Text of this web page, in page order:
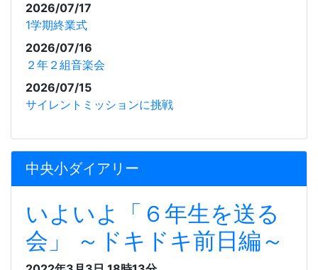
2026/07/17
1学期終業式
2026/07/16
２年２組音楽会
2026/07/15
サイレントミッションに挑戦
中央小ダイアリー
いよいよ「６年生を送る
会」 ～ドキドキ前日編～